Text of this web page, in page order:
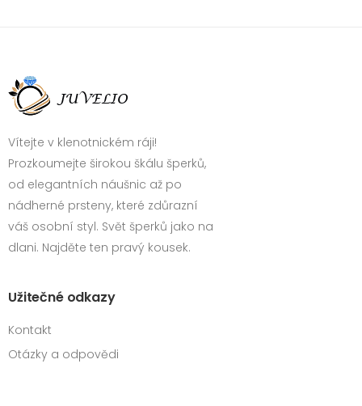
Vítejte v klenotnickém ráji!
Prozkoumejte širokou škálu šperků,
od elegantních náušnic až po
nádherné prsteny, které zdůrazní
váš osobní styl. Svět šperků jako na
dlani. Najděte ten pravý kousek.
Užitečné odkazy
Kontakt
Otázky a odpovědi